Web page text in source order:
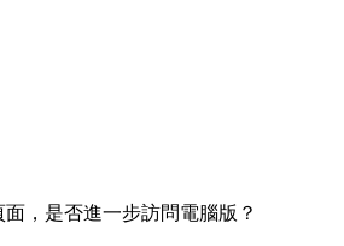
，是否進一步訪問電腦版？